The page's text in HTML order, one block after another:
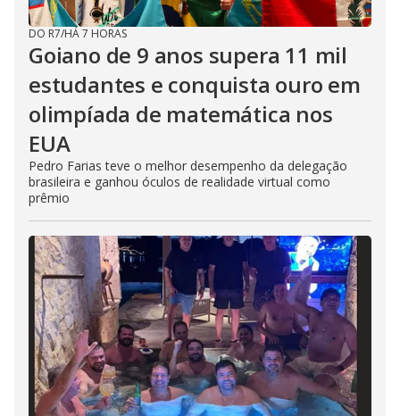
DO R7/HÁ 7 HORAS
Goiano de 9 anos supera 11 mil
estudantes e conquista ouro em
olimpíada de matemática nos
EUA
Pedro Farias teve o melhor desempenho da delegação
brasileira e ganhou óculos de realidade virtual como
prêmio